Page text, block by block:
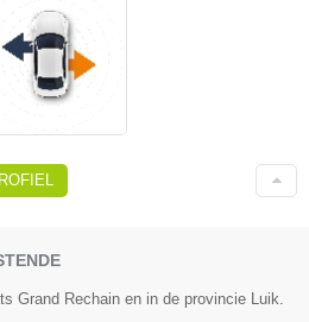
Grand Rechain en in de provincie Luik.